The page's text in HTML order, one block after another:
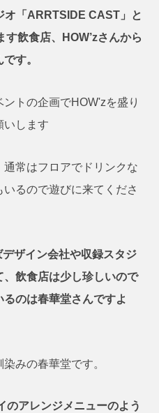
オ「ARRTSIDE CAST」と
飲食店、HOW’zさんから
す。
トの企画でHOW'zを盛り
いします
常はフロアでドリンクな
るので遊びに来てくださ
ザイン会社や収録スタジ
飲食店は少し珍しいので
のは春華堂さんですよ
みの春華堂です。
のアレンジメニューのよう